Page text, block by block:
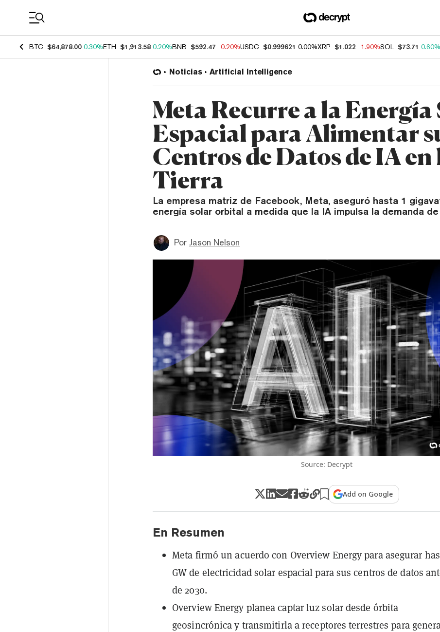
BTC $64,878.00 0.30%ETH $1,913.58 0.20%BNB $592.47 -0.20%USDC $0.999621 0.00%XRP $1.022 -1.90%SOL $73.71 0.60%
Noticias Artificial Intelligence
Meta Recurre a la Energía
Espacial para Alimentar
Centros de Datos de IA en
Tierra
La empresa matriz de Facebook, Meta, aseguró hasta 1
energía solar orbital a medida que la IA impulsa la demanda
Por Jason Nelson
Source: Decrypt
Add on Google
En Resumen
Meta firmó un acuerdo con Overview Energy para asegurar
GW de electricidad solar espacial para sus centros de datos
de 2030.
Overview Energy planea captar luz solar desde órbita
geosincrónica y transmitirla a receptores terrestres para